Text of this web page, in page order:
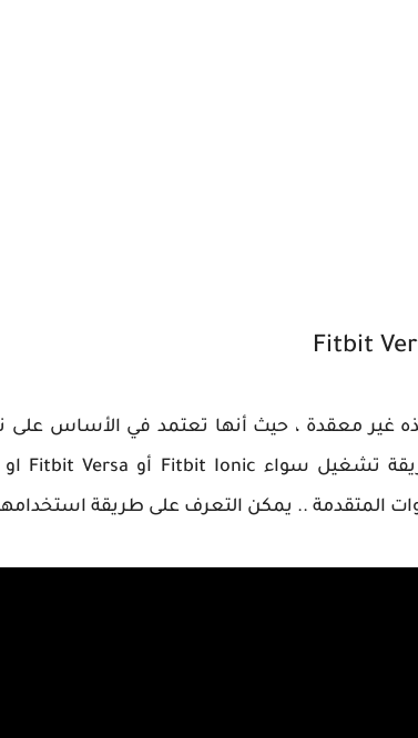
غير معقدة ، حيث أنها تعتمد في الأساس
المتقدمة .. يمكن التعرف على طريقة استخدامها